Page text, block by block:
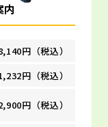
円（税込）
円（税込）
円（税込）